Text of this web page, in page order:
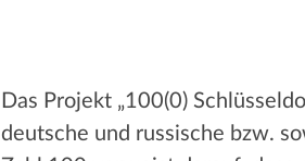
Das Projekt „100(0)
deutsche und russische bzw.